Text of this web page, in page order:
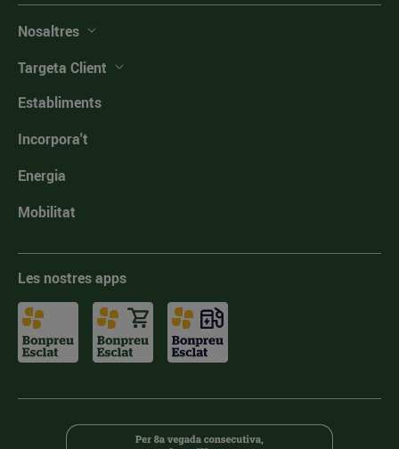
Nosaltres
Targeta Client
Establiments
Incorpora't
Energia
Mobilitat
Les nostres apps